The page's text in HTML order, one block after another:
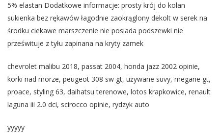
5% elastan Dodatkowe informacje: prosty krój do kolan
sukienka bez rękawów łagodnie zaokrąglony dekolt w serek na
środku ciekawe marszczenie nie posiada podszewki nie
prześwituje z tyłu zapinana na kryty zamek
chevrolet malibu 2018, passat 2004, honda jazz 2002 opinie,
korki nad morze, peugeot 308 sw gt, używane suvy, megane gt,
proace, styling 63, daihatsu terenowe, lotos krapkowice, renault
laguna iii 2.0 dci, scirocco opinie, rydzyk auto
yyyyy